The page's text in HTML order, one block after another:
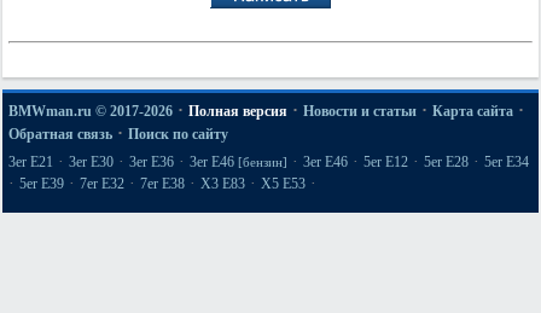
BMWman.ru © 2017-2026 · Полная версия · Новости и статьи · Карта сайта ·
Обратная связь · Поиск по сайту
3er E21 · 3er E30 · 3er E36 · 3er E46 [бензин] · 3er E46 · 5er E12 · 5er E28 · 5er E34
· 5er E39 · 7er E32 · 7er E38 · X3 E83 · X5 E53 ·